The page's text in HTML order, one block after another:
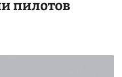
пилотов